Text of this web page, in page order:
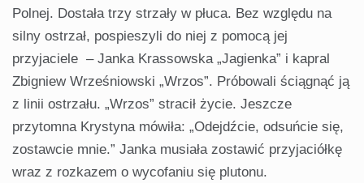
Polnej. Dostała trzy strzały w płuca. Bez względu na
silny ostrzał, pospieszyli do niej z pomocą jej
przyjaciele – Janka Krassowska „Jagienka” i kapral
Zbigniew Wrześniowski „Wrzos”. Próbowali ściągnąć ją
z linii ostrzału. „Wrzos” stracił życie. Jeszcze
przytomna Krystyna mówiła: „Odejdźcie, odsuńcie się,
zostawcie mnie.” Janka musiała zostawić przyjaciółkę
wraz z rozkazem o wycofaniu się plutonu.